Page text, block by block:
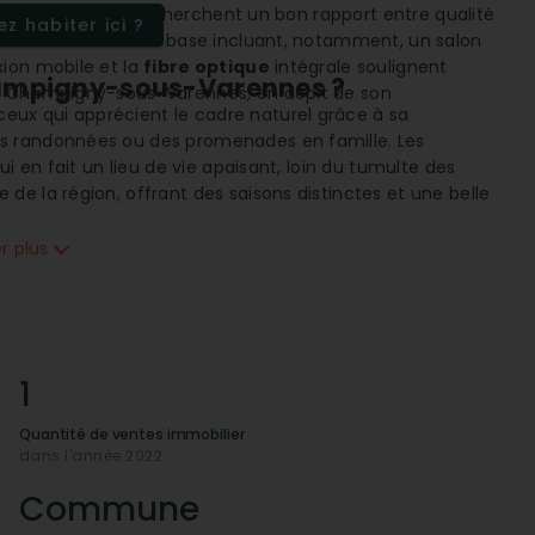
ceux qui recherchent un bon rapport entre qualité
de services de base incluant, notamment, un salon
mobile et la fibre optique intégrale soulignent
sous-Varennes, en dépit de son
habiter ici ?
sous-Varennes ?
qui apprécient le cadre naturel grâce à sa
randonnées ou des promenades en famille. Les
en fait un lieu de vie apaisant, loin du tumulte des
la région, offrant des saisons distinctes et une belle
sous-Varennes
?
propose des services essentiels qui contribuent au
artisan maçon et un salon de
immédiate à certaines nécessités du
plus
1
Quantité de ventes immobilier
dans l'année 2022
Commune